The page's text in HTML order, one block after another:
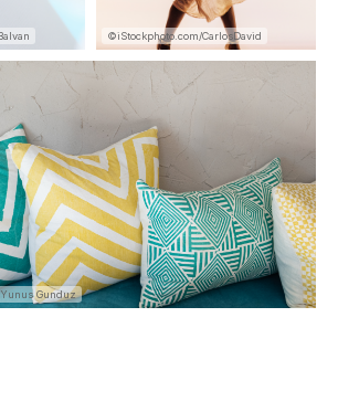
©iStockphoto.com/CarlosDavid
Gunduz